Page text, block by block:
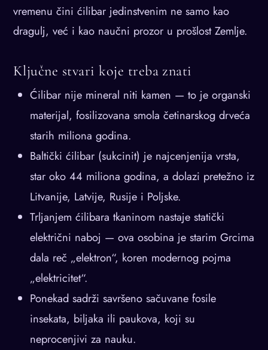
vremenu čini ćilibar jedinstvenim ne samo kao
dragulj, već i kao naučni prozor u prošlost Zemlje.
Ključne stvari koje treba znati
Ćilibar nije mineral niti kamen — to je organski
materijal, fosilizovana smola četinarskog drveća
starih miliona godina.
Baltički ćilibar (sukcinit) je najcenjenija vrsta,
star oko 44 miliona godina, a dolazi pretežno iz
Litvanije, Latvije, Rusije i Poljske.
Trljanjem ćilibara tkaninom nastaje statički
električni naboj — ova osobina je starim Grcima
dala reč „elektron“, koren modernog pojma
„elektricitet“.
Ponekad sadrži savršeno sačuvane fosile
insekata, biljaka ili paukova, koji su
neprocenjivi za nauku.